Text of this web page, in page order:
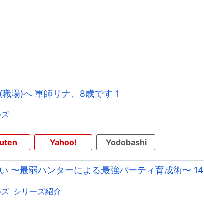
場)へ 軍師リナ、8歳です 1
Yahoo! Yodobashi
〜最弱ハンターによる最強パーティ育成術〜 14
シリーズ紹介